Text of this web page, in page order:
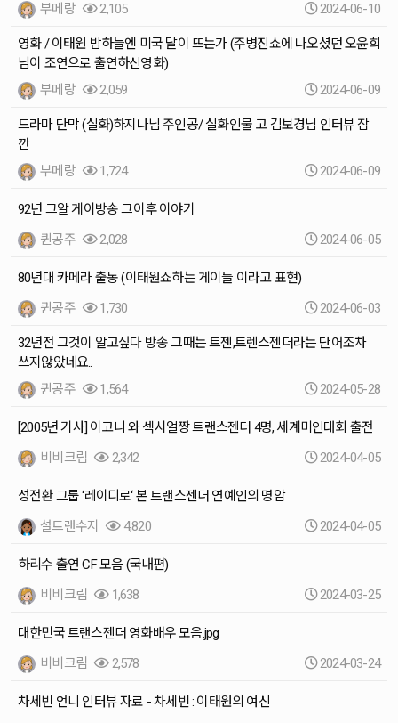
부메랑
2,105 2024-06-10
영화 / 이태원 밤하늘엔 미국 달이 뜨는가 (주병진쇼에 나오셨던 오윤희
님이 조연으로 출연하신영화)
부메랑
2,059 2024-06-09
드라마 단막 (실화)하지나님 주인공/ 실화인물 고 김보경님 인터뷰 잠
깐
부메랑
1,724 2024-06-09
92년 그알 게이방송 그이후 이야기
퀸공주
2,028 2024-06-05
80년대 카메라 출동 (이태원쇼하는 게이들 이라고 표현)
퀸공주
1,730 2024-06-03
32년전 그것이 알고싶다 방송 그때는 트젠,트렌스젠더라는 단어조차
쓰지않았네요..
퀸공주
1,564 2024-05-28
[2005년 기사] 이고니 와 섹시얼짱 트랜스젠더 4명, 세계미인대회 출전
비비크림
2,342 2024-04-05
성전환 그룹 ‘레이디로‘ 본 트랜스젠더 연예인의 명암
설트랜수지
4,820 2024-04-05
하리수 출연 CF 모음 (국내편)
비비크림
1,638 2024-03-25
대한민국 트랜스젠더 영화배우 모음.jpg
비비크림
2,578 2024-03-24
차세빈 언니 인터뷰 자료 - 차세빈 : 이태원의 여신